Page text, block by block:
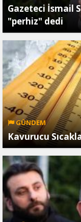
Gazeteci İsmail
"perhiz" dedi
GÜNDEM
Kavurucu